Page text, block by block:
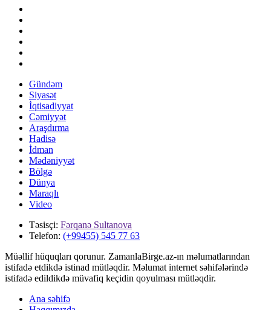
Gündəm
Siyasət
İqtisadiyyat
Cəmiyyət
Araşdırma
Hadisə
İdman
Mədəniyyət
Bölgə
Dünya
Maraqlı
Video
Təsisçi: Fərqanə Sultanova
Telefon: (+99455) 545 77 63
Müəllif hüquqları qorunur. ZamanlaBirge.az-ın məlumatlarından
istifadə etdikdə istinad mütləqdir. Məlumat internet səhifələrində
istifadə edildikdə müvafiq keçidin qoyulması mütləqdir.
Ana səhifə